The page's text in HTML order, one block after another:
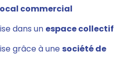
commercial
dans un espace collectif
grâce à une société de